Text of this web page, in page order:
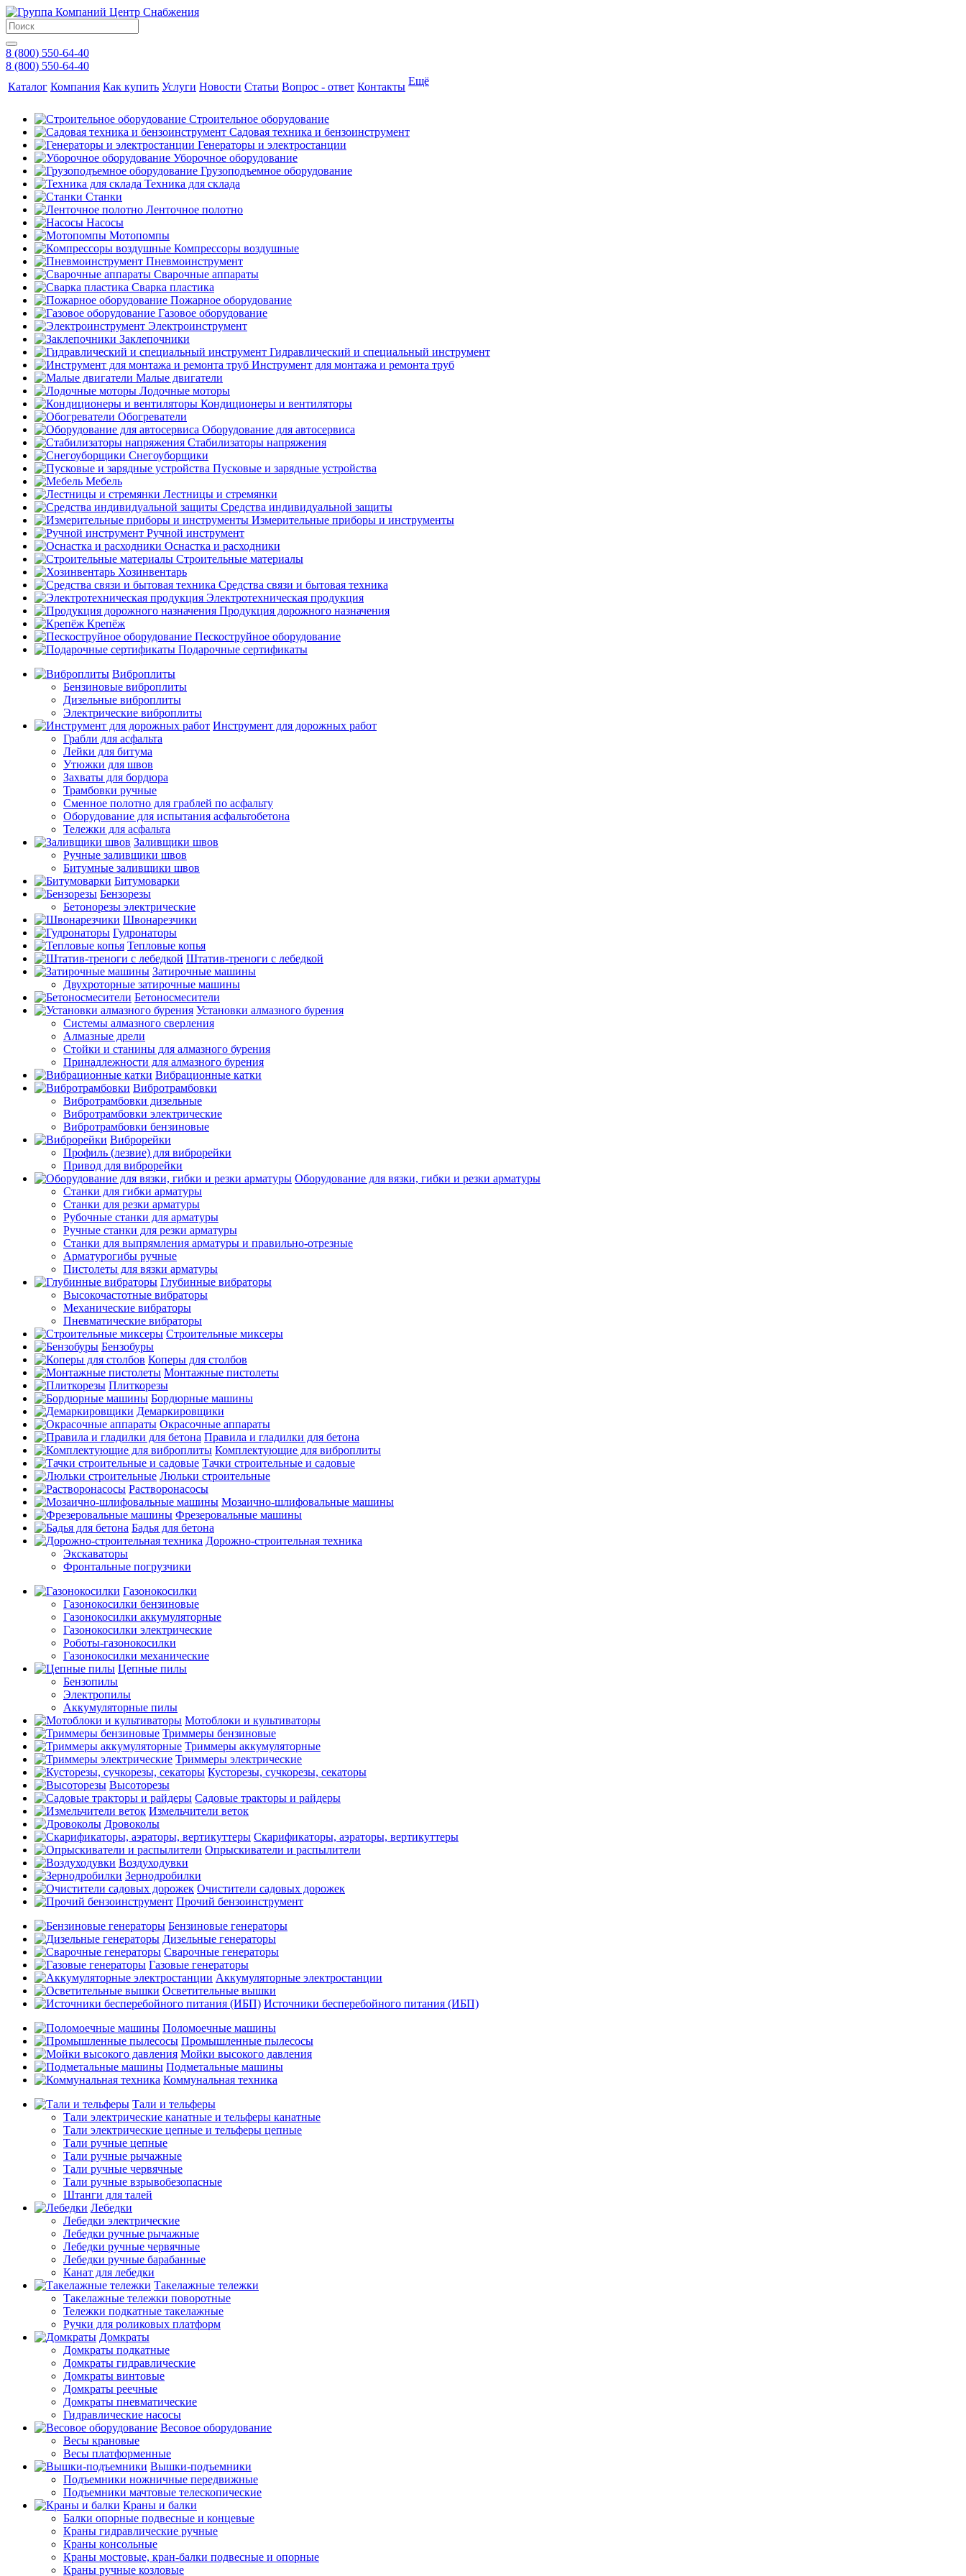
8 (800) 550-64-40
8 (800) 550-64-40
Каталог Компания Как купить Услуги Новости Статьи Вопрос - ответ Контакты Ещё
Строительное оборудование
Садовая техника и бензоинструмент
Генераторы и электростанции
Уборочное оборудование
Грузоподъемное оборудование
Техника для склада
Станки
Ленточное полотно
Насосы
Мотопомпы
Компрессоры воздушные
Пневмоинструмент
Сварочные аппараты
Сварка пластика
Пожарное оборудование
Газовое оборудование
Электроинструмент
Заклепочники
Гидравлический и специальный инструмент
Инструмент для монтажа и ремонта труб
Малые двигатели
Лодочные моторы
Кондиционеры и вентиляторы
Обогреватели
Оборудование для автосервиса
Стабилизаторы напряжения
Снегоуборщики
Пусковые и зарядные устройства
Мебель
Лестницы и стремянки
Средства индивидуальной защиты
Измерительные приборы и инструменты
Ручной инструмент
Оснастка и расходники
Строительные материалы
Хозинвентарь
Средства связи и бытовая техника
Электротехническая продукция
Продукция дорожного назначения
Крепёж
Пескоструйное оборудование
Подарочные сертификаты
Виброплиты
Бензиновые виброплиты
Дизельные виброплиты
Электрические виброплиты
Инструмент для дорожных работ
Грабли для асфальта
Лейки для битума
Утюжки для швов
Захваты для бордюра
Трамбовки ручные
Сменное полотно для граблей по асфальту
Оборудование для испытания асфальтобетона
Тележки для асфальта
Заливщики швов
Ручные заливщики швов
Битумные заливщики швов
Битумоварки
Бензорезы
Бетонорезы электрические
Швонарезчики
Гудронаторы
Тепловые копья
Штатив-треноги с лебедкой
Затирочные машины
Двухроторные затирочные машины
Бетоносмесители
Установки алмазного бурения
Системы алмазного сверления
Алмазные дрели
Стойки и станины для алмазного бурения
Принадлежности для алмазного бурения
Вибрационные катки
Вибротрамбовки
Вибротрамбовки дизельные
Вибротрамбовки электрические
Вибротрамбовки бензиновые
Виброрейки
Профиль (лезвие) для виброрейки
Привод для виброрейки
Оборудование для вязки, гибки и резки арматуры
Станки для гибки арматуры
Станки для резки арматуры
Рубочные станки для арматуры
Ручные станки для резки арматуры
Станки для выпрямления арматуры и правильно-отрезные
Арматурогибы ручные
Пистолеты для вязки арматуры
Глубинные вибраторы
Высокочастотные вибраторы
Механические вибраторы
Пневматические вибраторы
Строительные миксеры
Бензобуры
Коперы для столбов
Монтажные пистолеты
Плиткорезы
Бордюрные машины
Демаркировщики
Окрасочные аппараты
Правила и гладилки для бетона
Комплектующие для виброплиты
Тачки строительные и садовые
Люльки строительные
Растворонасосы
Мозаично-шлифовальные машины
Фрезеровальные машины
Бадья для бетона
Дорожно-строительная техника
Экскаваторы
Фронтальные погрузчики
Газонокосилки
Газонокосилки бензиновые
Газонокосилки аккумуляторные
Газонокосилки электрические
Роботы-газонокосилки
Газонокосилки механические
Цепные пилы
Бензопилы
Электропилы
Аккумуляторные пилы
Мотоблоки и культиваторы
Триммеры бензиновые
Триммеры аккумуляторные
Триммеры электрические
Кусторезы, сучкорезы, секаторы
Высоторезы
Садовые тракторы и райдеры
Измельчители веток
Дровоколы
Скарификаторы, аэраторы, вертикуттеры
Опрыскиватели и распылители
Воздуходувки
Зернодробилки
Очистители садовых дорожек
Прочий бензоинструмент
Бензиновые генераторы
Дизельные генераторы
Сварочные генераторы
Газовые генераторы
Аккумуляторные электростанции
Осветительные вышки
Источники бесперебойного питания (ИБП)
Поломоечные машины
Промышленные пылесосы
Мойки высокого давления
Подметальные машины
Коммунальная техника
Тали и тельферы
Тали электрические канатные и тельферы канатные
Тали электрические цепные и тельферы цепные
Тали ручные цепные
Тали ручные рычажные
Тали ручные червячные
Тали ручные взрывобезопасные
Штанги для талей
Лебедки
Лебедки электрические
Лебедки ручные рычажные
Лебедки ручные червячные
Лебедки ручные барабанные
Канат для лебедки
Такелажные тележки
Такелажные тележки поворотные
Тележки подкатные такелажные
Ручки для роликовых платформ
Домкраты
Домкраты подкатные
Домкраты гидравлические
Домкраты винтовые
Домкраты реечные
Домкраты пневматические
Гидравлические насосы
Весовое оборудование
Весы крановые
Весы платформенные
Вышки-подъемники
Подъемники ножничные передвижные
Подъемники мачтовые телескопические
Краны и балки
Балки опорные подвесные и концевые
Краны гидравлические ручные
Краны консольные
Краны мостовые, кран-балки подвесные и опорные
Краны ручные козловые